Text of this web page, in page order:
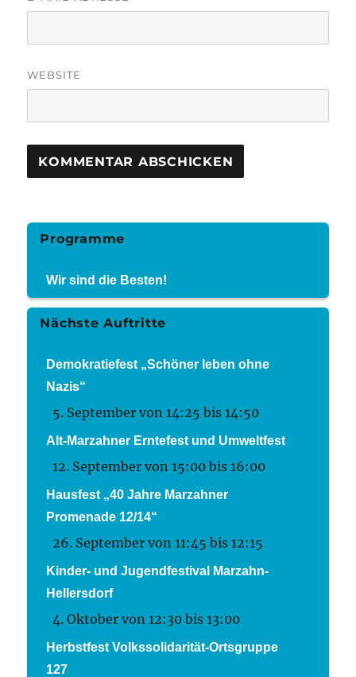
WEBSITE
Programme
Wir sind die Besten!
Nächste Auftritte
Demokratiefest „Schöner leben ohne
Nazis“
5. September von 14:25 bis14:50
Alt-Marzahner Erntefest und Umweltfest
12. September von 15:00 bis16:00
Hausfest „40 Jahre Marzahner
Promenade 12/14“
26. September von 11:45 bis12:15
Kinder- und Jugendfestival Marzahn-
Hellersdorf
4. Oktober von 12:30 bis13:00
Herbstfest Volkssolidarität-Ortsgruppe
127